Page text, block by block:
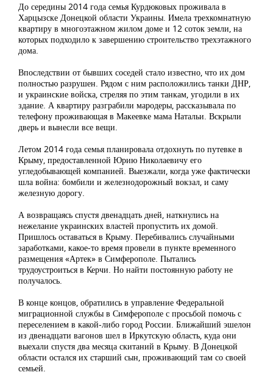
До середины 2014 года семья Курдюковых проживала в
Харцызске Донецкой области Украины. Имела трехкомнатную
квартиру в многоэтажном жилом доме и 12 соток земли, на
которых подходило к завершению строительство трехэтажного
дома.
Впоследствии от бывших соседей стало известно, что их дом
полностью разрушен. Рядом с ним расположились танки ДНР,
и украинские войска, стреляя по этим танкам, угодили в их
здание. А квартиру разграбили мародеры, рассказывала по
телефону проживающая в Макеевке мама Натальи. Вскрыли
дверь и вынесли все вещи.
Летом 2014 года семья планировала отдохнуть по путевке в
Крыму, предоставленной Юрию Николаевичу его
угледобывающей компанией. Выезжали, когда уже фактически
шла война: бомбили и железнодорожный вокзал, и саму
железную дорогу.
А возвращаясь спустя двенадцать дней, наткнулись на
нежелание украинских властей пропустить их домой.
Пришлось оставаться в Крыму. Перебивались случайными
заработками, какое-то время провели в пункте временного
размещения «Артек» в Симферополе. Пытались
трудоустроиться в Керчи. Но найти постоянную работу не
получалось.
В конце концов, обратились в управление Федеральной
миграционной службы в Симферополе с просьбой помочь с
переселением в какой-либо город России. Ближайший эшелон
из двенадцати вагонов шел в Иркутскую область, куда они
выехали спустя два месяца скитаний в Крыму. В Донецкой
области остался их старший сын, проживающий там со своей
семьей.